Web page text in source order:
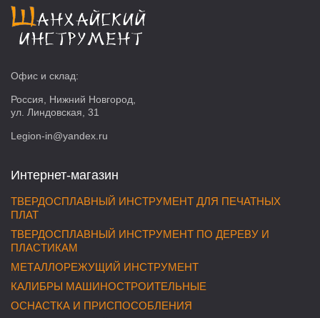
Офис и склад:
Россия, Нижний Новгород,
ул. Линдовская, 31
Legion-in@yandex.ru
Интернет-магазин
ТВЕРДОСПЛАВНЫЙ ИНСТРУМЕНТ ДЛЯ ПЕЧАТНЫХ
ПЛАТ
ТВЕРДОСПЛАВНЫЙ ИНСТРУМЕНТ ПО ДЕРЕВУ И
ПЛАСТИКАМ
МЕТАЛЛОРЕЖУЩИЙ ИНСТРУМЕНТ
КАЛИБРЫ МАШИНОСТРОИТЕЛЬНЫЕ
ОСНАСТКА И ПРИСПОСОБЛЕНИЯ